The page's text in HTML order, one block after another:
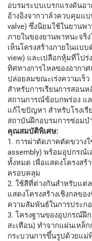
อบรมระบบเบรกแรงดันอ
อ้างอิงจากวาล์วควบคุมแ
valve) ซึ่งนิยมใช้ในยานพ
ภายในของยานพาหนะจริ
เห็นโครงสร้างภายในแบ
view) และเปลือกหุ้มที่โปร่
ทิศทางการไหลของอากา
ปล่อยลมขณะเร่งความเร็
สำหรับการเรียนการสอน
สถานการณ์ข้อบกพร่อง แล
แก้ไขปัญหา สำหรับโรงเ
สถาบันฝึกอบรมการซ่อมบ
คุณสมบัติพิเศษ:
1. การผ่าตัดภาคตัดขวาง
assembly) พร้อมอุปกรณ์
ทั้งหมด เพื่อแสดงโครงสร้
ครอบคลุม
2. ใช้สีที่ต่างกันสำหรับแต่
แสดงโครงสร้างเชิงกลข
ความสัมพันธ์ในการประก
3. โครงฐานของอุปกรณ์ฝึ
สะเทือน) ทำจากแผ่นเหล็
กระบวนการขึ้นรูปด้วยแม่